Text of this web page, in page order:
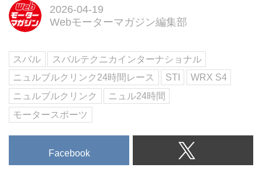
スズキ e ビターラ
4月号は「ちょうどいい輸入車の
選び方」を特集し、価格と性能の
バランスに優れた現実的な選択肢
を徹底検証します。MINI JCW...
2026-04-19
Webモーターマガジン編集部
スバル
スバルテクニカインターナショナル
ニュルブルクリンク24時間レース
STI
WRX S4
ニュルブルクリンク
ニュル24時間
モータースポーツ
Facebook